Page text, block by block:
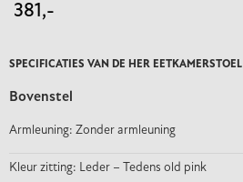
381,-
SPECIFICATIES VAN DE HER EETKAMERSTOEL
Bovenstel
Armleuning: Zonder armleuning
Kleur zitting: Leder – Tedens old pink